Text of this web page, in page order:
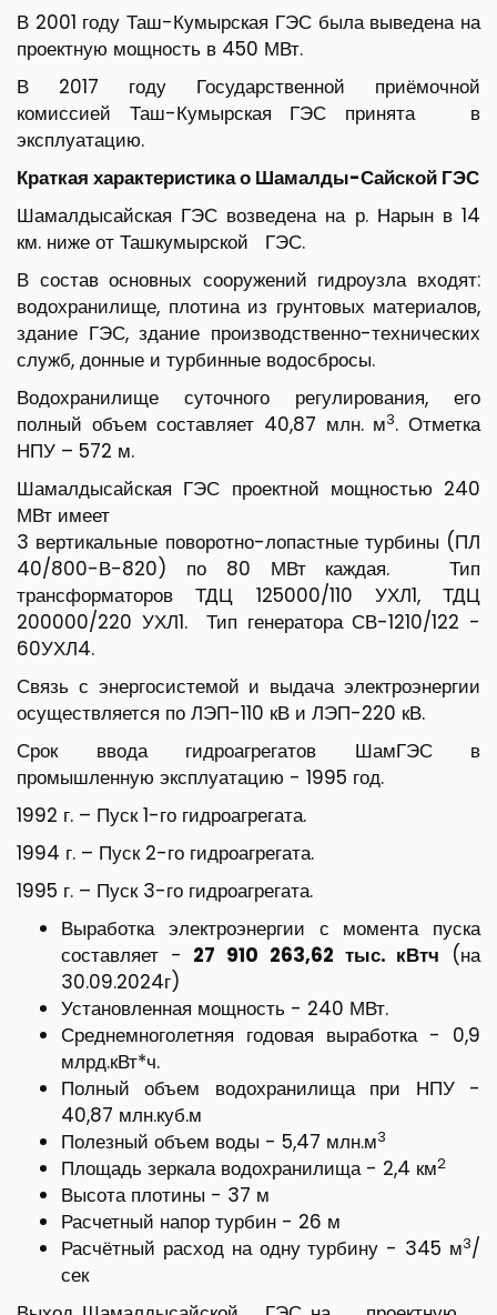
В 2001 году Таш-Кумырская ГЭС была выведена на
проектную мощность в 450 МВт.
В 2017 году Государственной приёмочной
комиссией Таш-Кумырская ГЭС принята в
эксплуатацию.
Краткая характеристика о Шамалды-Сайской ГЭС
Шамалдысайская ГЭС возведена на р. Нарын в 14
км. ниже от Ташкумырской ГЭС.
В состав основных сооружений гидроузла входят:
водохранилище, плотина из грунтовых материалов,
здание ГЭС, здание производственно-технических
служб, донные и турбинные водосбросы.
Водохранилище суточного регулирования, его
полный объем составляет 40,87 млн. м3. Отметка
НПУ – 572 м.
Шамалдысайская ГЭС проектной мощностью 240
МВт имеет
3 вертикальные поворотно-лопастные турбины (ПЛ
40/800-В-820) по 80 МВт каждая. Тип
трансформаторов ТДЦ 125000/110 УХЛ1, ТДЦ
200000/220 УХЛ1. Тип генератора СВ-1210/122 -
60УХЛ4.
Связь с энергосистемой и выдача электроэнергии
осуществляется по ЛЭП-110 кВ и ЛЭП-220 кВ.
Срок ввода гидроагрегатов ШамГЭС в
промышленную эксплуатацию - 1995 год.
1992 г. – Пуск 1-го гидроагрегата.
1994 г. – Пуск 2-го гидроагрегата.
1995 г. – Пуск 3-го гидроагрегата.
Выработка электроэнергии с момента пуска
составляет - 27 910 263,62 тыс. кВтч (на
30.09.2024г)
Установленная мощность - 240 МВт.
Среднемноголетняя годовая выработка - 0,9
млрд.кВт*ч.
Полный объем водохранилища при НПУ -
40,87 млн.куб.м
Полезный объем воды - 5,47 млн.м3
Площадь зеркала водохранилища - 2,4 км2
Высота плотины - 37 м
Расчетный напор турбин - 26 м
Расчётный расход на одну турбину - 345 м3/
сек